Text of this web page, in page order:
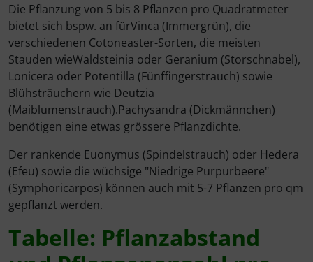
Die Pflanzung von 5 bis 8 Pflanzen pro Quadratmeter
bietet sich bspw. an fürVinca (Immergrün), die
verschiedenen Cotoneaster-Sorten, die meisten
Stauden wieWaldsteinia oder Geranium (Storschnabel),
Lonicera oder Potentilla (Fünffingerstrauch) sowie
Blühsträuchern wie Deutzia
(Maiblumenstrauch).Pachysandra (Dickmännchen)
benötigen eine etwas grössere Pflanzdichte.
Der rankende Euonymus (Spindelstrauch) oder Hedera
(Efeu) sowie die wüchsige "Niedrige Purpurbeere"
(Symphoricarpos) können auch mit 5-7 Pflanzen pro qm
gepflanzt werden.
Tabelle: Pflanzabstand